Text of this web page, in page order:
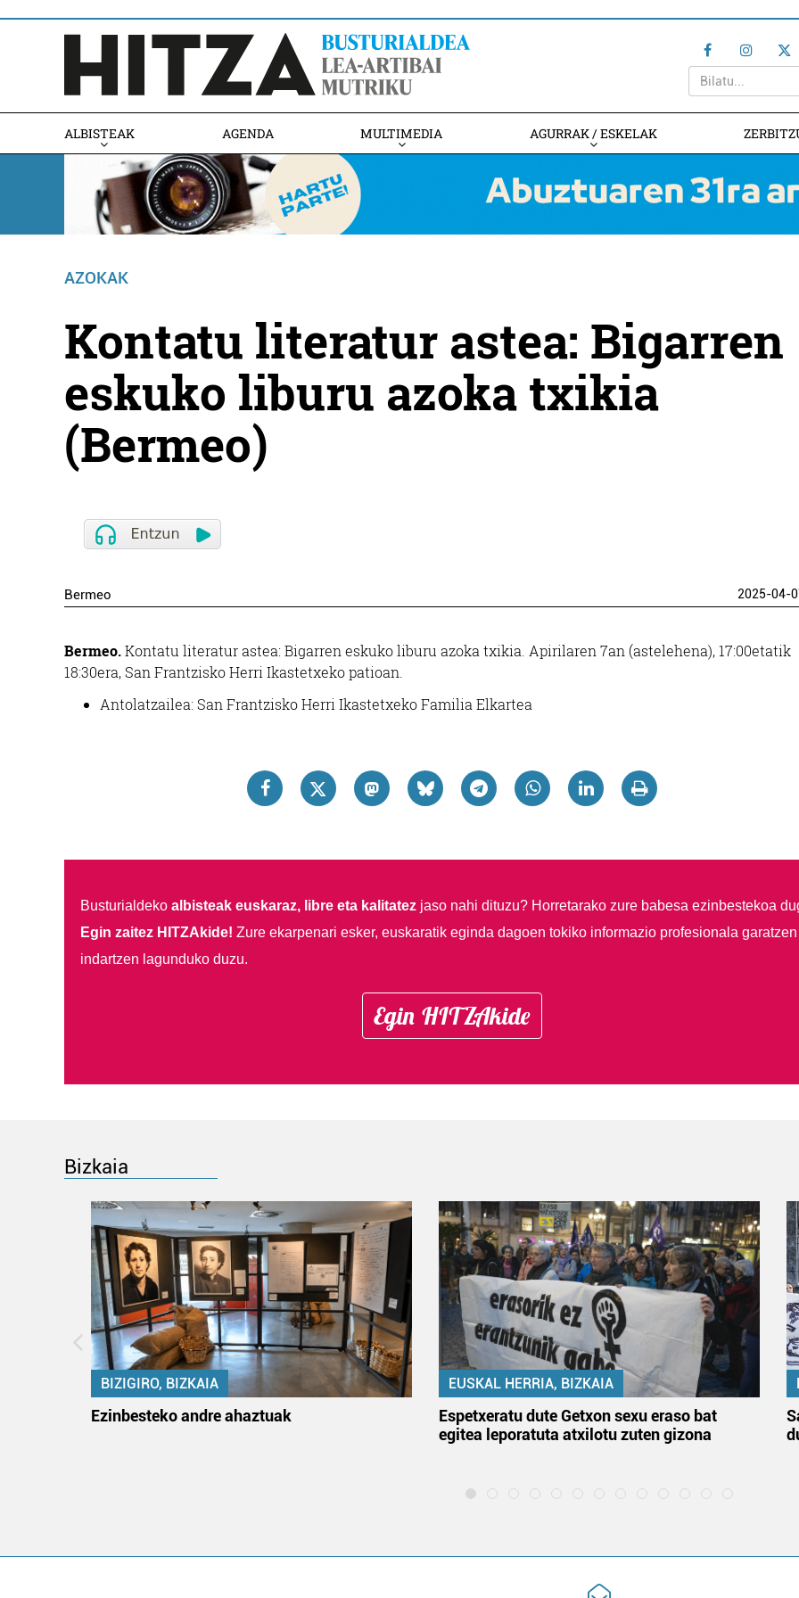
ALBISTEAK AGENDA MULTIMEDIA AGURRAK / ESKELAK
AZOKAK
Kontatu literatur astea: Bigarren
eskuko liburu azoka txikia
(Bermeo)
Bermeo 2025-04-
Bermeo.Kontatu literatur astea: Bigarren eskuko liburu azoka txikia. Apirilaren 7an (astelehena), 17:00etatik
18:30era, San Frantzisko Herri Ikastetxeko patioan.
Antolatzailea: San Frantzisko Herri Ikastetxeko Familia Elkartea
Busturialdeko albisteak euskaraz, libre eta kalitatezjaso nahi dituzu? Horretarako zure babesa ezinbestekoa
Egin zaitez HITZAkide! Zure ekarpenari esker, euskaratik eginda dagoen tokiko informazio profesionala garatzen
indartzen lagunduko duzu.
Egin HITZAkide
Bizkaia
BIZIGIRO, BIZKAIA
Ezinbesteko andre ahaztuak
EUSKAL HERRIA, BIZKAIA
Espetxeratu dute Getxon sexu eraso bat
egitea leporatuta atxilotu zuten gizona